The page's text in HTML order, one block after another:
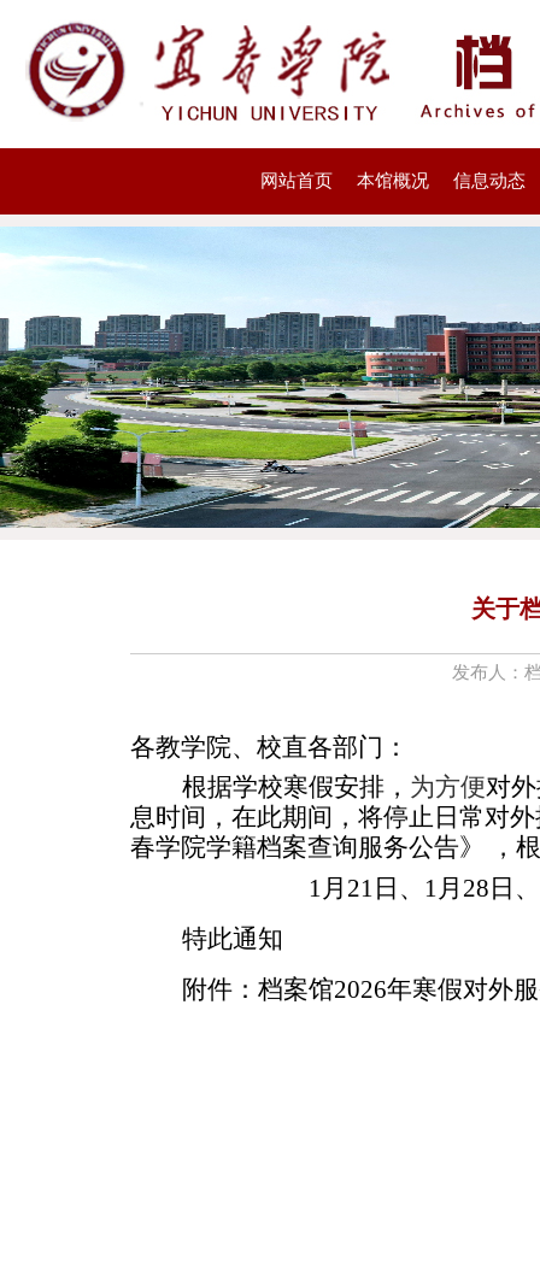
网站首页 本馆概况 信息动态
关于
发布人
各教学院、 校直各部门：
根据学校寒假安排， 为方便对
息时间， 在此期间，将停止日常对
春学院学籍档案查询服务公告》
，
1月21日、1月28日
特此通知
附件：档案馆2026年寒假对外